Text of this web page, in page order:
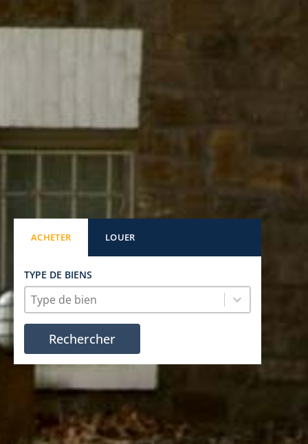
ACHETER LOUER
TYPE DE BIENS
TYPE DE BIENS
Type de biens
Type de biens
Rechercher